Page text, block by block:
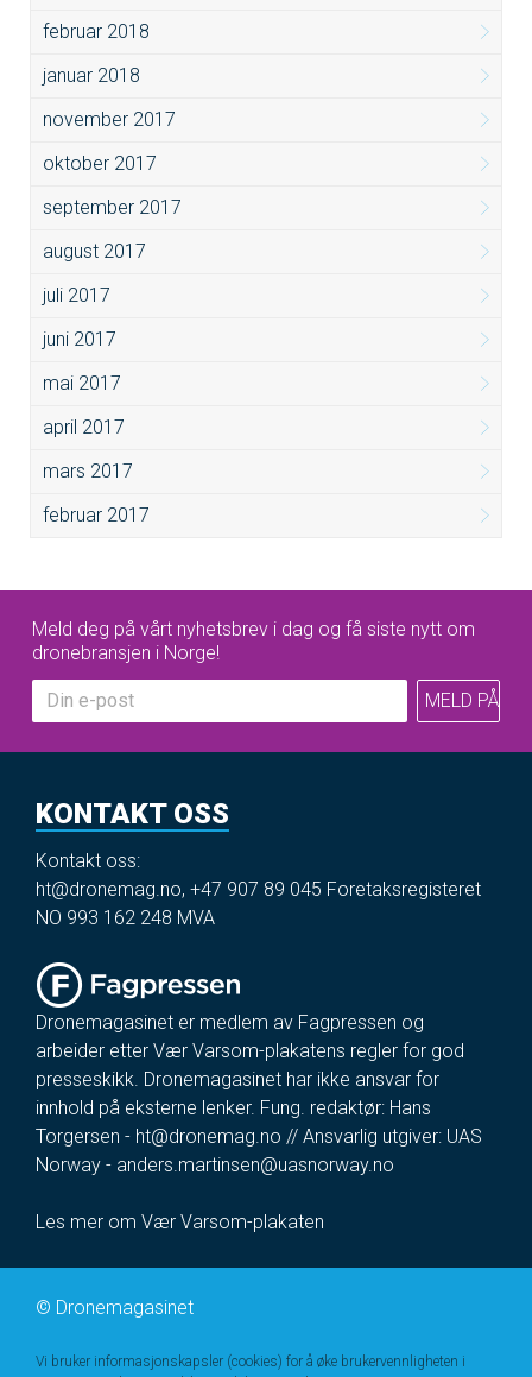
februar 2018
januar 2018
november 2017
oktober 2017
september 2017
august 2017
juli 2017
juni 2017
mai 2017
april 2017
mars 2017
februar 2017
Meld deg på vårt nyhetsbrev i dag og få siste nytt om
dronebransjen i Norge!
KONTAKT OSS
Kontakt oss:
ht@dronemag.no, +47 907 89 045 Foretaksregisteret
NO 993 162 248 MVA
Dronemagasinet er medlem av Fagpressen og
arbeider etter Vær Varsom-plakatens regler for god
presseskikk. Dronemagasinet har ikke ansvar for
innhold på eksterne lenker. Fung. redaktør: Hans
Torgersen - ht@dronemag.no // Ansvarlig utgiver: UAS
Norway - anders.martinsen@uasnorway.no
Les mer om Vær Varsom-plakaten
© Dronemagasinet
Vi bruker informasjonskapsler (cookies) for å øke brukervennligheten i